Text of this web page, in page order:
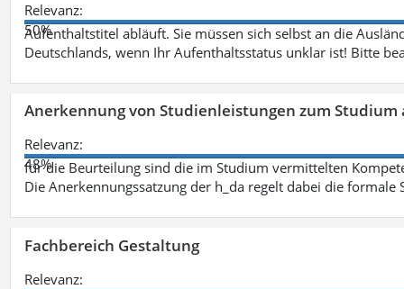
Relevanz:
50%
Aufenthaltstitel abläuft. Sie müssen sich selbst an die
Deutschlands, wenn Ihr Aufenthaltsstatus unklar ist! Bitte
Anerkennung von Studienleistungen zum Studium
Relevanz:
48%
für die Beurteilung sind die im Studium vermittelten
Die Anerkennungssatzung der h_da regelt dabei die formale
Fachbereich Gestaltung
Relevanz: